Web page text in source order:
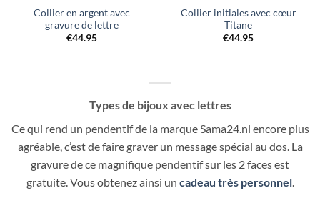
Collier en argent avec
gravure de lettre
€44.95
Collier initiales avec cœur
Titane
€44.95
Types de bijoux avec lettres
Ce qui rend un pendentif de la marque Sama24.nl encore plus
agréable, c’est de faire graver un message spécial au dos. La
gravure de ce magnifique pendentif sur les 2 faces est
gratuite. Vous obtenez ainsi un cadeau très personnel.